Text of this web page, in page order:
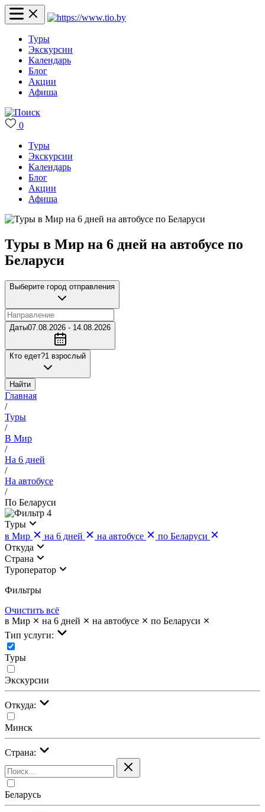
Туры
Экскурсии
Календарь
Блог
Акции
Афиша
0
Туры
Экскурсии
Календарь
Блог
Акции
Афиша
Туры в Мир на 6 дней на автобусе по
Беларуси
Выберите город отправления
Даты07.08.2026 - 14.08.2026
Кто едет?1 взрослый
Найти
Главная
/
Туры
/
В Мир
/
На 6 дней
/
На автобусе
/
По Беларуси
4
Туры
в Мир
на 6 дней на автобусе
по Беларуси
Откуда
Страна
Туроператор
Фильтры
Очистить всё
в Мир
на 6 дней на автобусе
по Беларуси
Тип услуги:
Туры
Экскурсии
Откуда:
Минск
Страна:
Беларусь